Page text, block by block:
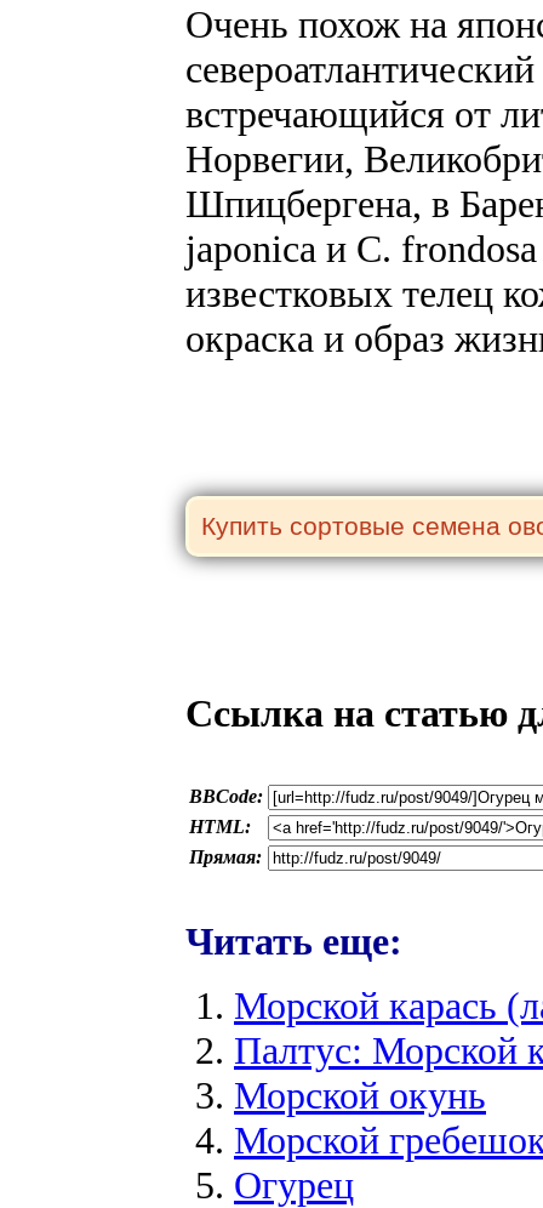
Очень похож на
встречающийся от
Норвегии,
Шпицбергена, в
japonica и С.
известковых телец
окраска и образ
Ссылка на статью
BBCode:
HTML:
Прямая:
Читать еще:
Морской карась
Палтус: Морской
Морской окунь
Морской
Огурец